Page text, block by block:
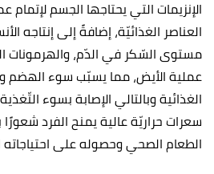
الإنزيمات التي يحتاجها الجسم
العناصر الغذائيّة، إضافةً إلى إنتاجه
مستوى السّكر في الدّم، والهرمونات
عملية الأيض، مما يسبّب سوء الهضم
الغذائية وبالتالي الإصابة بسوء
سعرات حراريّة عالية يمنح الفرد
الطعام الصحي وحصوله على احتياجاته